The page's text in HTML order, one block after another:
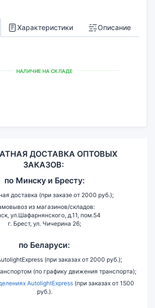
Характеристики Описание
НАЛИЧИЕ НА СКЛАДЕ
ДОСТАВКА ОПТОВЫХ
ЗАКАЗОВ:
по Минску и Бресту:
доставка (при заказе от 2000 руб.);
из магазинов/складов:
ул.Шафарнянского, д.11, пом.54
г. Брест, ул. Чичерина 26;
по Беларуси:
(при заказах от 2000 руб.);
(по графику движения транспорта);
AutolightExpress(при заказах от 1500
руб.).